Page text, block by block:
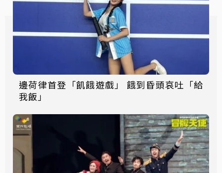
邊荷律首登「飢餓遊戲」 餓到昏頭哀吐「給
我飯」